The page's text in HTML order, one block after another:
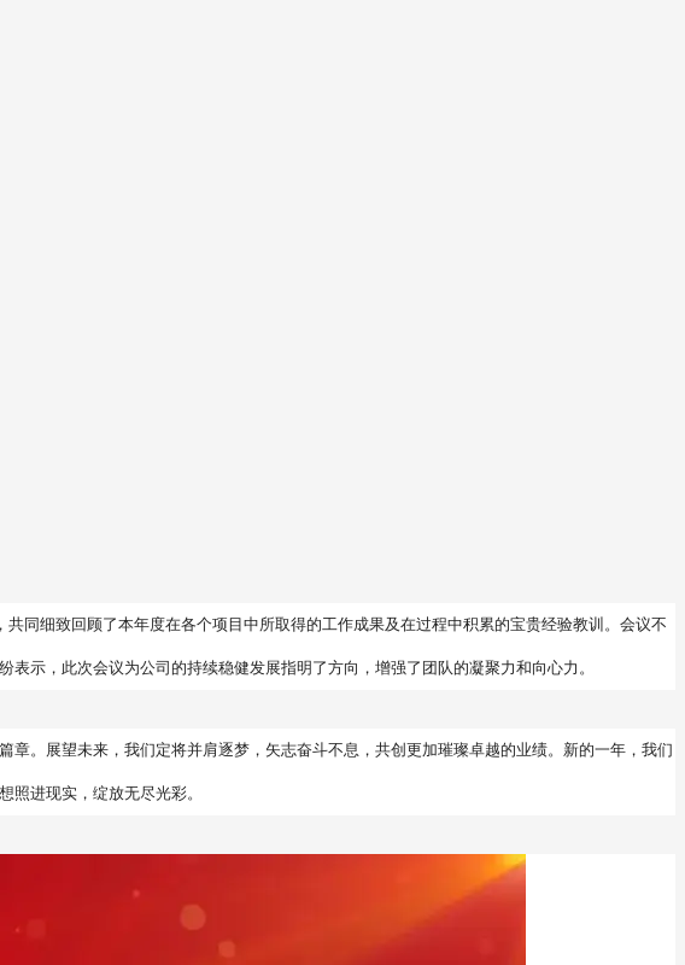
同细致回顾了本年度在各个项目中所取得的工作成果及在过程中积累的宝贵经验教训。会议不
示，此次会议为公司的持续稳健发展指明了方向，增强了团队的凝聚力和向心力。
。展望未来，我们定将并肩逐梦，矢志奋斗不息，共创更加璀璨卓越的业绩。新的一年，我们
照进现实，绽放无尽光彩。